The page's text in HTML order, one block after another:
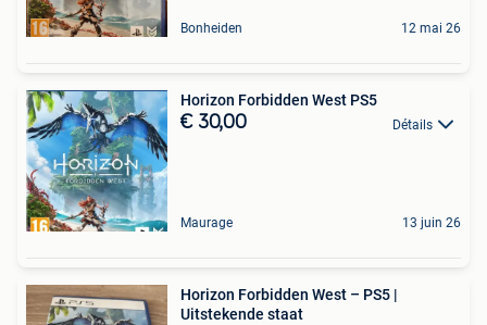
Bonheiden 12 mai 26
Horizon Forbidden West PS5
€ 30,00 Détails
Maurage 13 juin 26
Horizon Forbidden West – PS5 |
Uitstekende staat